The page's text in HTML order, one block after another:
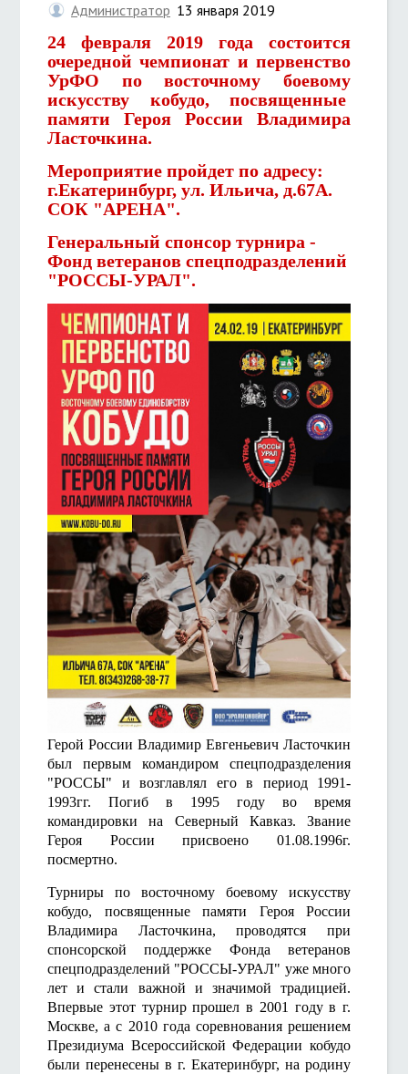
Администратор 13 января 2019
24 февраля 2019 года состоится
очередной чемпионат и первенство
УрФО по восточному боевому
искусству кобудо, посвященные
памяти Героя России Владимира
Ласточкина.
Мероприятие пройдет по адресу:
г.Екатеринбург, ул. Ильича, д.67А.
СОК "АРЕНА".
Генеральный спонсор турнира -
Фонд ветеранов спецподразделений
"РОССЫ-УРАЛ".
Герой России Владимир Евгеньевич Ласточкин
был первым командиром спецподразделения
"РОССЫ" и возглавлял его в период 1991-
1993гг. Погиб в 1995 году во время
командировки на Северный Кавказ. Звание
Героя России присвоено 01.08.1996г.
посмертно.
Турниры по восточному боевому искусству
кобудо, посвященные памяти Героя России
Владимира Ласточкина, проводятся при
спонсорской поддержке Фонда ветеранов
спецподразделений "РОССЫ-УРАЛ" уже много
лет и стали важной и значимой традицией.
Впервые этот турнир прошел в 2001 году в г.
Москве, а с 2010 года соревнования решением
Президиума Всероссийской Федерации кобудо
были перенесены в г. Екатеринбург, на родину